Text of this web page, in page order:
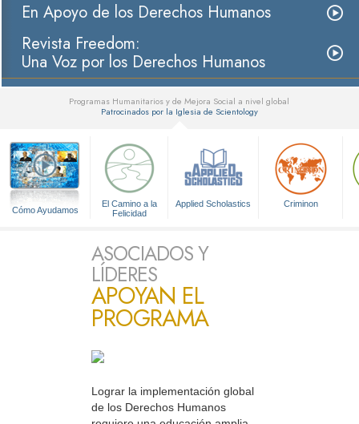
En Apoyo de los Derechos Humanos
Revista Freedom:
Una Voz por los Derechos Humanos
Programas Humanitarios y de Mejora Social a nivel global
Patrocinados por la Iglesia de Scientology
Cómo Ayudamos
El Camino a la
Felicidad
Applied Scholastics Criminon
ASOCIADOS Y
LÍDERES
APOYAN EL
PROGRAMA
Lograr la implementación global
de los Derechos Humanos